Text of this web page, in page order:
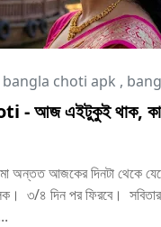
bangla choti apk ,
- আজ এইটুকুই থাক,
মা অন্তত আজকের দিনটা থেকে
৩/৪ দিন পর ফিরবে।